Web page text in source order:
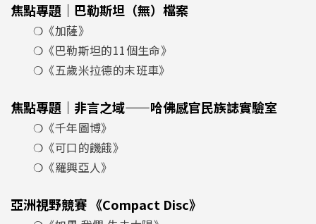
焦點專題｜巴勒斯坦（無）檔案
❍《加薩》
❍《巴勒斯坦的11個生命》
❍《五歲米拉德的末班車》
焦點專題｜非言之域——哈佛感官民族誌實驗室
❍《千年圖博》
❍《可口的饑餓》
❍《羅興亞人》
亞洲視野競賽 《Compact Disc》